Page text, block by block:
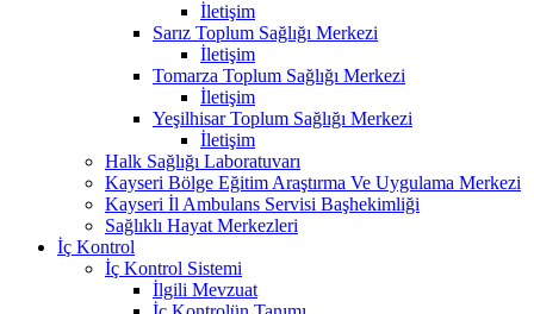
İletişim
Sarız Toplum Sağlığı Merkezi
İletişim
Tomarza Toplum Sağlığı Merkezi
İletişim
Yeşilhisar Toplum Sağlığı Merkezi
İletişim
Halk Sağlığı Laboratuvarı
Kayseri Bölge Eğitim Araştırma Ve Uygulama Merkezi
Kayseri İl Ambulans Servisi Başhekimliği
Sağlıklı Hayat Merkezleri
İç Kontrol
İç Kontrol Sistemi
İlgili Mevzuat